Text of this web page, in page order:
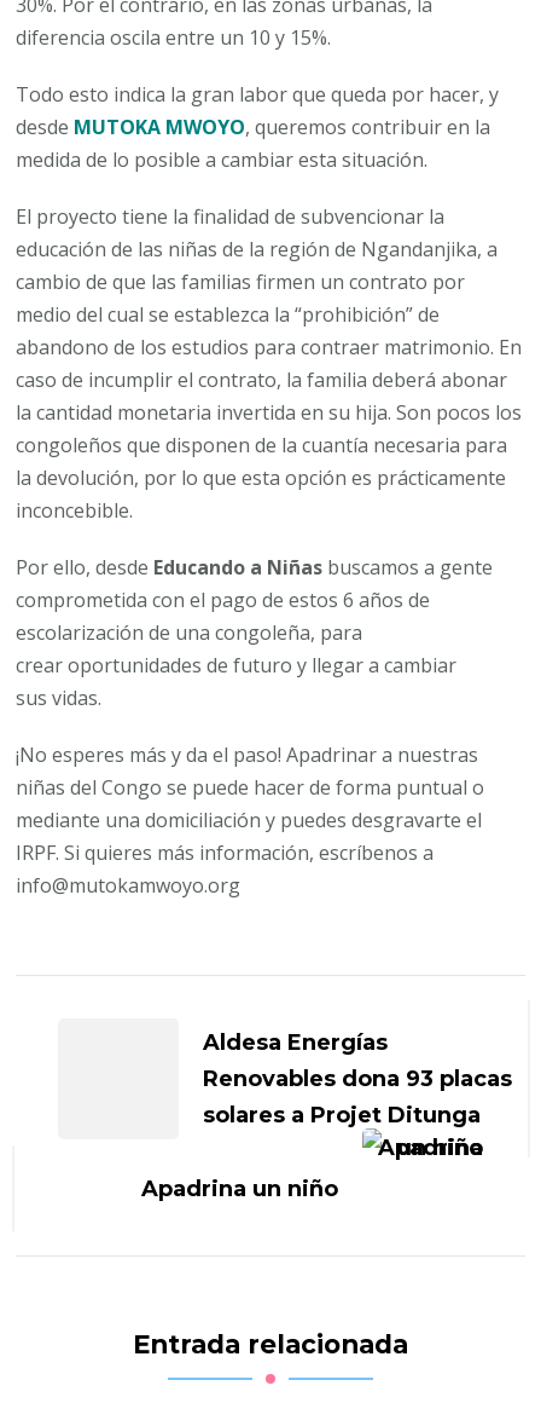
diferencia oscila entre un 10 y 15%.
Todo esto indica la gran labor que queda por hacer, y
desde MUTOKA MWOYO, queremos contribuir en la
medida de lo posible a cambiar esta situación.
El proyecto tiene la finalidad de subvencionar la
educación de las niñas de la región de Ngandanjika, a
cambio de que las familias firmen un contrato por
medio del cual se establezca la “prohibición” de
abandono de los estudios para contraer matrimonio. En
caso de incumplir el contrato, la familia deberá abonar
la cantidad monetaria invertida en su hija. Son pocos los
congoleños que disponen de la cuantía necesaria para
la devolución, por lo que esta opción es prácticamente
inconcebible.
Por ello, desde Educando a Niñas buscamos a gente
comprometida con el pago de estos 6 años de
escolarización de una congoleña, para
crear oportunidades de futuro y llegar a cambiar
sus vidas.
¡No esperes más y da el paso! Apadrinar a nuestras
niñas del Congo se puede hacer de forma puntual o
mediante una domiciliación y puedes desgravarte el
IRPF. Si quieres más información, escríbenos a
info@mutokamwoyo.org
Aldesa Energías
Renovables dona 93 placas
solares a Projet Ditunga
Apadrina un niño
Entrada relacionada